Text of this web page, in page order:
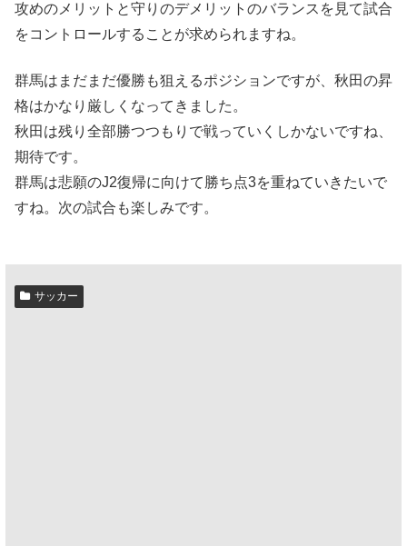
攻めのメリットと守りのデメリットのバランスを見て試合
をコントロールすることが求められますね。
群馬はまだまだ優勝も狙えるポジションですが、秋田の昇
格はかなり厳しくなってきました。
秋田は残り全部勝つつもりで戦っていくしかないですね、
期待です。
群馬は悲願のJ2復帰に向けて勝ち点3を重ねていきたいで
すね。次の試合も楽しみです。
サッカー